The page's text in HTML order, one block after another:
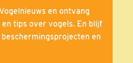
en ontvang
tips over vogels. En blijf
en